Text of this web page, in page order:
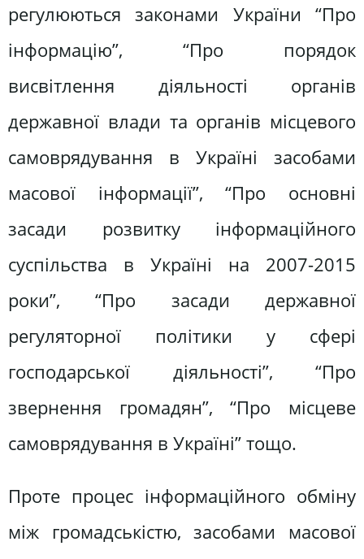
регулюються законами України “Про
інформацію”, “Про порядок
висвітлення діяльності органів
державної влади та органів місцевого
самоврядування в Україні засобами
масової інформації”, “Про основні
засади розвитку інформаційного
суспільства в Україні на 2007-2015
роки”, “Про засади державної
регуляторної політики у сфері
господарської діяльності”, “Про
звернення громадян”, “Про місцеве
самоврядування в Україні” тощо.
Проте процес інформаційного обміну
між громадськістю, засобами масової